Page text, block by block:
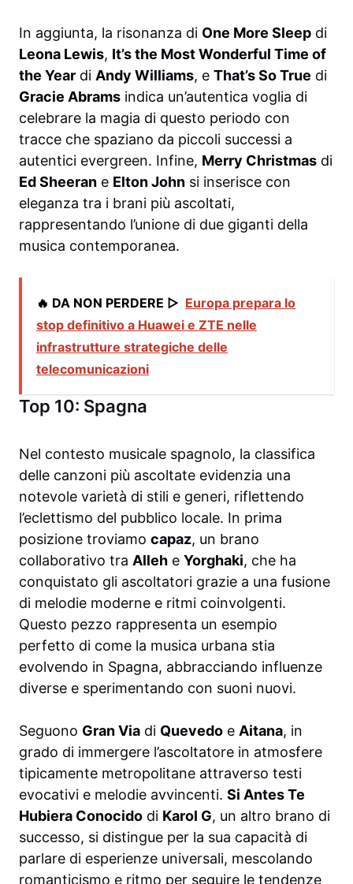
In aggiunta, la risonanza di One More Sleep di
Leona Lewis, It’s the Most Wonderful Time of
the Year di Andy Williams, e That’s So True di
Gracie Abrams indica un’autentica voglia di
celebrare la magia di questo periodo con
tracce che spaziano da piccoli successi a
autentici evergreen. Infine, Merry Christmas di
Ed Sheeran e Elton John si inserisce con
eleganza tra i brani più ascoltati,
rappresentando l’unione di due giganti della
musica contemporanea.
🔥 DA NON PERDERE ▷ Europa prepara lo
stop definitivo a Huawei e ZTE nelle
infrastrutture strategiche delle
telecomunicazioni
Top 10: Spagna
Nel contesto musicale spagnolo, la classifica
delle canzoni più ascoltate evidenzia una
notevole varietà di stili e generi, riflettendo
l’eclettismo del pubblico locale. In prima
posizione troviamo capaz, un brano
collaborativo tra Alleh e Yorghaki, che ha
conquistato gli ascoltatori grazie a una fusione
di melodie moderne e ritmi coinvolgenti.
Questo pezzo rappresenta un esempio
perfetto di come la musica urbana stia
evolvendo in Spagna, abbracciando influenze
diverse e sperimentando con suoni nuovi.
Seguono Gran Via di Quevedo e Aitana, in
grado di immergere l’ascoltatore in atmosfere
tipicamente metropolitane attraverso testi
evocativi e melodie avvincenti. Si Antes Te
Hubiera Conocido di Karol G, un altro brano di
successo, si distingue per la sua capacità di
parlare di esperienze universali, mescolando
romanticismo e ritmo per seguire le tendenze